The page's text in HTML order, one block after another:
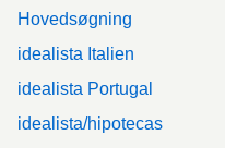
Hovedsøgning
idealista Italien
idealista Portugal
idealista/hipotecas